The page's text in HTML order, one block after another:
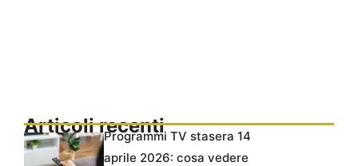
Articoli recentiProgrammi TV stasera 14
aprile 2026: cosa vedere